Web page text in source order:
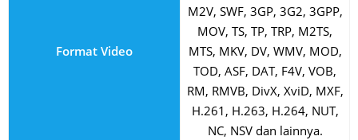
Format Video
M2V, SWF, 3GP, 3G2, 3GPP,
MOV, TS, TP, TRP, M2TS,
MTS, MKV, DV, WMV, MOD,
TOD, ASF, DAT, F4V, VOB,
RM, RMVB, DivX, XviD, MXF,
H.261, H.263, H.264, NUT,
NC, NSV dan lainnya.